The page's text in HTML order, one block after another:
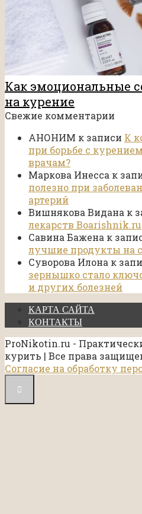
Как эмоциональные
на курение
Свежие комментарии
АНОНИМ к записи К
при борьбе с
врачам?
Маркова Инесса к
полезно при
артерий
Вишнякова Видана к
лекарств Boarishnik.ru
Савина Бажена к
лучшие продукты на
Суворова Илона к
зернышко стало
и других болезней
КАРТА САЙТА
КОНТАКТЫ
ProNikotin.ru -
курить | Все права
Согласие на обработку